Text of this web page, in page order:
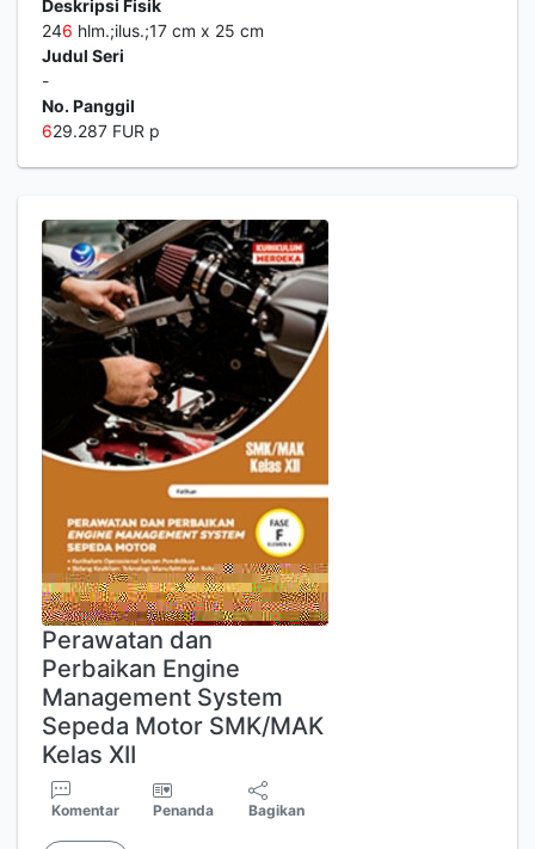
Deskripsi Fisik
246 hlm.;ilus.;17 cm x 25 cm
Judul Seri
-
No. Panggil
629.287 FUR p
Perawatan dan
Perbaikan Engine
Management System
Sepeda Motor SMK/MAK
Kelas XII
Komentar Penanda Bagikan